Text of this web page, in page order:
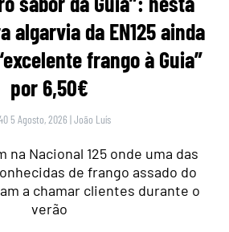
algarvia da EN125 ainda
frango à Guia”
por 6,50€
5 Agosto, 2026 |João Luís
na Nacional 125 onde uma das
de frango assado do
a chamar clientes durante o
verão